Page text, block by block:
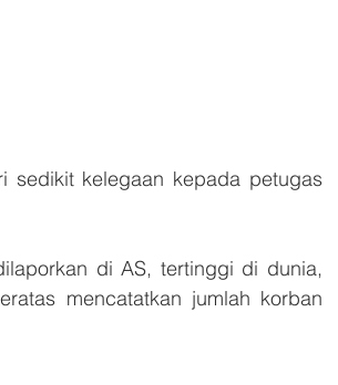
sedikit kelegaan kepada petugas
di AS, tertinggi di dunia,
mencatatkan jumlah korban